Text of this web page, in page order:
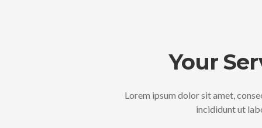
Your
Lorem ipsum dolor sit amet,
incididunt ut